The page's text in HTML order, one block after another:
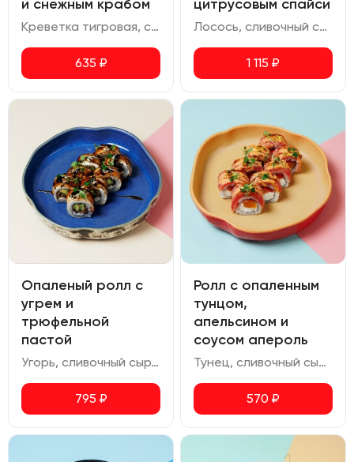
и снежным крабом
Креветка тигровая, снежный краб, сливочный сыр, авокадо, соус спайси, коралловый гриб ким чи, икра масаго, шичими, кинза
635 ₽
цитрусовым спайси
Лосось, сливочный сыр, соус спайси юдзу, икра масаго.
1 115 ₽
Опаленый ролл с
угрем и
трюфельной
пастой
Угорь, сливочный сыр, трюфельная паста, авокадо, соус черный перец, соус унаги, икра масаго
795 ₽
Ролл с опаленным
тунцом,
апельсином и
соусом апероль
Тунец, сливочный сыр, апельсин, икра масаго, соус апероль, фисташка.
570 ₽